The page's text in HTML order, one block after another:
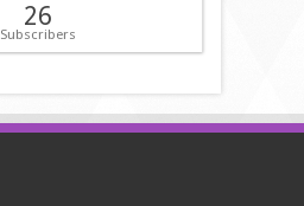
26
Subscribers